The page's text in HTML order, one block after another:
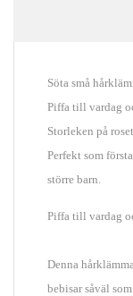
Söta små
Piffa till vardag
Storleken på
Perfekt som
större barn.
Piffa till vardag
Denna
bebisar såväl